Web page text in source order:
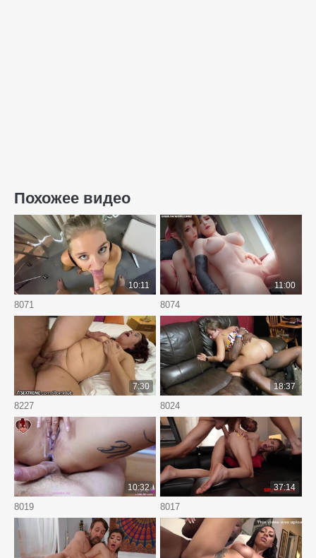
Похожее видео
8071
10:11
8074
11:00
8227
7:30
8024
18:37
8019
10:32
8017
37:14